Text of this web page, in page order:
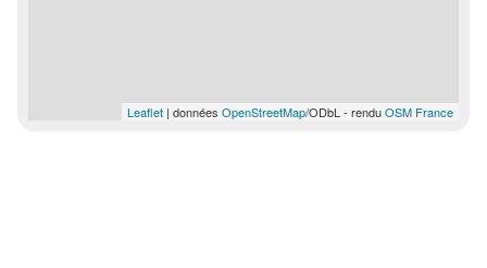
Leaflet | données OpenStreetMap/ODbL - renduOSM France